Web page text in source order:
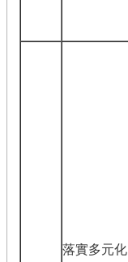
落實多元化